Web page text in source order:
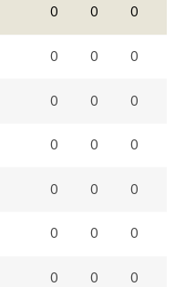
0 0 0
0 0 0
0 0 0
0 0 0
0 0 0
0 0 0
0 0 0